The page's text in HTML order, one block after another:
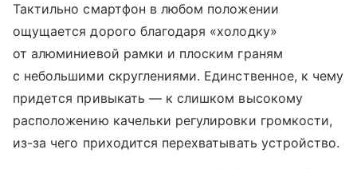
Тактильно смартфон в любом положении
ощущается дорого благодаря «холодку»
от алюминиевой рамки и плоским граням
с небольшими скруглениями. Единственное, к чему
придется привыкать — к слишком высокому
расположению качельки регулировки громкости,
из-за чего приходится перехватывать устройство.